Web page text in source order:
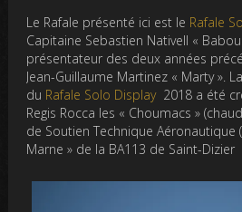
Le Rafale présenté ici est le Rafale
Capitaine Sebastien Nativell «
présentateur des deux années
Jean-Guillaume Martinez « Marty ».
du Rafale Solo Display 2018 a été
Regis Rocca les « Choumacs »
de Soutien Technique Aéronautique
Marne » de la BA113 de Saint-Dizier